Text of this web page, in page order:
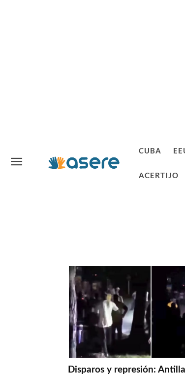
CUBA
ACERTIJO
Disparos y represión: